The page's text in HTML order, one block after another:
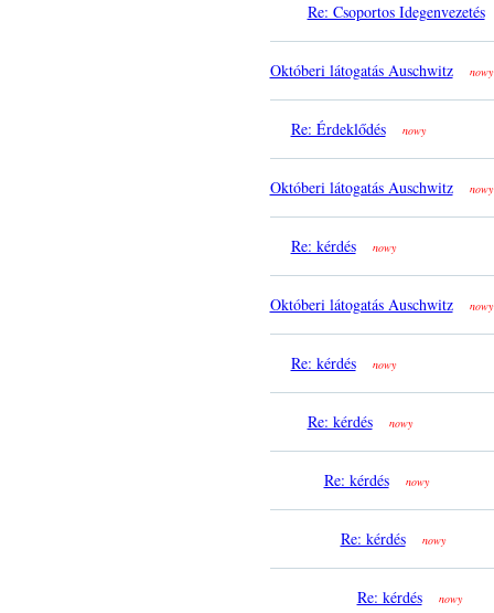
Re: Csoportos Idegenvezetés
Októberi látogatás Auschwitz nowy
Re: Érdeklődés nowy
Októberi látogatás Auschwitz nowy
Re: kérdés nowy
Októberi látogatás Auschwitz nowy
Re: kérdés nowy
Re: kérdés nowy
Re: kérdés nowy
Re: kérdés nowy
Re: kérdés nowy